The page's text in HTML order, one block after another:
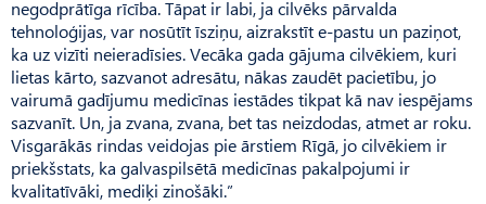
negodprātīga rīcība. Tāpat ir labi, ja cilvēks pārvalda
tehnoloģijas, var nosūtīt īsziņu, aizrakstīt e-pastu un paziņot,
ka uz vizīti neieradīsies. Vecāka gada gājuma cilvēkiem, kuri
lietas kārto, sazvanot adresātu, nākas zaudēt pacietību, jo
vairumā gadījumu medicīnas iestādes tikpat kā nav iespējams
sazvanīt. Un, ja zvana, zvana, bet tas neizdodas, atmet ar roku.
Visgarākās rindas veidojas pie ārstiem Rīgā, jo cilvēkiem ir
priekšstats, ka galvaspilsētā medicīnas pakalpojumi ir
kvalitatīvāki, mediķi zinošāki.”